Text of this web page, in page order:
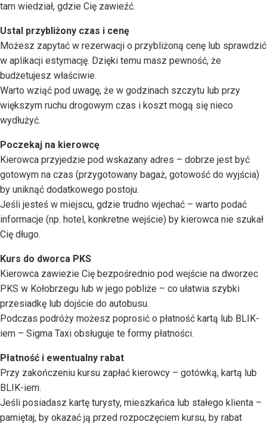
tam wiedział, gdzie Cię zawieźć.
Ustal przybliżony czas i cenę
Możesz zapytać w rezerwacji o przybliżoną cenę lub sprawdzić
w aplikacji estymację. Dzięki temu masz pewność, że
budżetujesz właściwie.
Warto wziąć pod uwagę, że w godzinach szczytu lub przy
większym ruchu drogowym czas i koszt mogą się nieco
wydłużyć.
Poczekaj na kierowcę
Kierowca przyjedzie pod wskazany adres – dobrze jest być
gotowym na czas (przygotowany bagaż, gotowość do wyjścia)
by uniknąć dodatkowego postoju.
Jeśli jesteś w miejscu, gdzie trudno wjechać – warto podać
informacje (np. hotel, konkretne wejście) by kierowca nie szukał
Cię długo.
Kurs do dworca PKS
Kierowca zawiezie Cię bezpośrednio pod wejście na dworzec
PKS w Kołobrzegu lub w jego pobliże – co ułatwia szybki
przesiadkę lub dojście do autobusu.
Podczas podróży możesz poprosić o płatność kartą lub BLIK-
iem – Sigma Taxi obsługuje te formy płatności.
Płatność i ewentualny rabat
Przy zakończeniu kursu zapłać kierowcy – gotówką, kartą lub
BLIK-iem.
Jeśli posiadasz kartę turysty, mieszkańca lub stałego klienta –
pamiętaj, by okazać ją przed rozpoczęciem kursu, by rabat